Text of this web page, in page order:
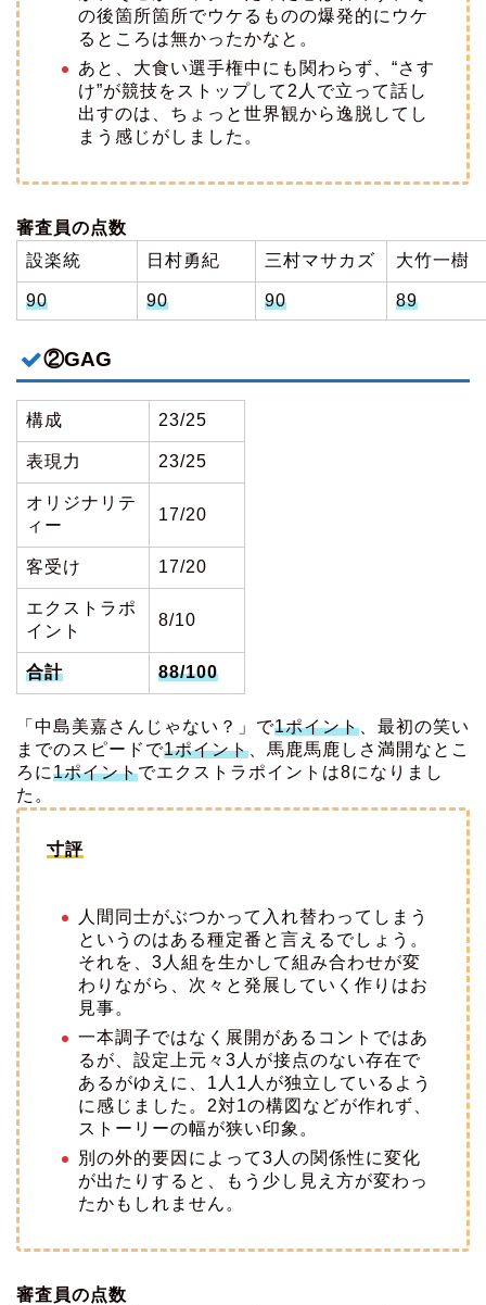
の後箇所箇所でウケるものの爆発的にウケ
るところは無かったかなと。
あと、大食い選手権中にも関わらず、“さす
け”が競技をストップして2人で立って話し
出すのは、ちょっと世界観から逸脱してし
まう感じがしました。
審査員の点数
設楽統
日村勇紀 三村マサカズ 大竹一樹
90 90 90 89
②GAG
構成 23/25
表現力 23/25
オリジナリテ
ィー
17/20
客受け 17/20
エクストラポ
イント
8/10
合計 88/100
「中島美嘉さんじゃない？」で1ポイント 、最初の笑い
までのスピードで1ポイント 、馬鹿馬鹿しさ満開なとこ
ろに1ポイントでエクストラポイントは8になりまし
た。
寸評
人間同士がぶつかって入れ替わってしまう
というのはある種定番と言えるでしょう。
それを、3人組を生かして組み合わせが変
わりながら、次々と発展していく作りはお
見事。
一本調子ではなく展開があるコントではあ
るが、設定上元々3人が接点のない存在で
あるがゆえに、1人1人が独立しているよう
に感じました。2対1の構図などが作れず、
ストーリーの幅が狭い印象。
別の外的要因によって3人の関係性に変化
が出たりすると、もう少し見え方が変わっ
たかもしれません。
審査員の点数